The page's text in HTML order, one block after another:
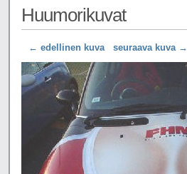
Huumorikuvat
← edellinen kuva seuraava kuva →